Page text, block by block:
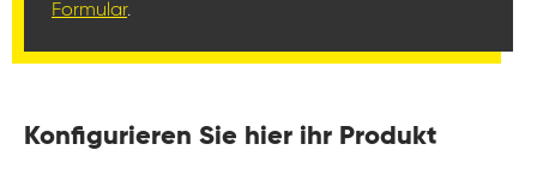
Formular.
Konfigurieren Sie hier ihr Produkt